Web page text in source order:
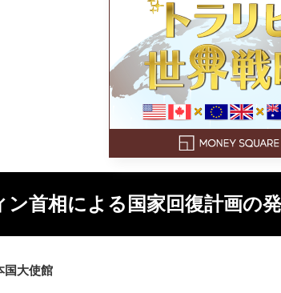
ン首相による国家回復計画の発
国大使館